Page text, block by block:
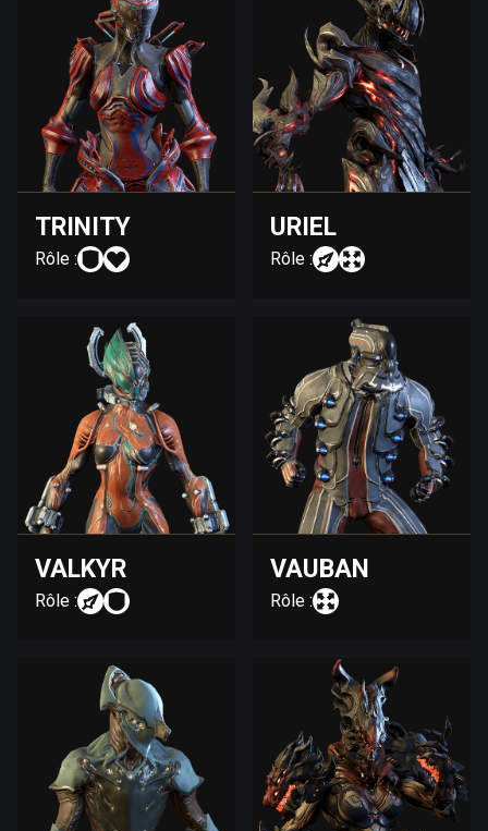
TRINITY
Rôle :
URIEL
Rôle :
VALKYR
Rôle :
VAUBAN
Rôle :